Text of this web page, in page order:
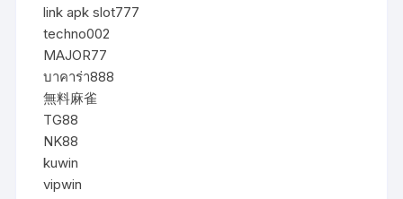
link apk slot777
techno002
MAJOR77
บาคาร่า888
無料麻雀
TG88
NK88
kuwin
vipwin